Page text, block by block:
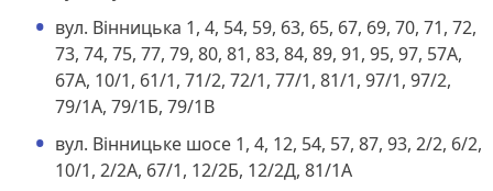
вул. Вінницька 1, 4, 54, 59, 63, 65, 67, 69, 70, 71, 72,
73, 74, 75, 77, 79, 80, 81, 83, 84, 89, 91, 95, 97, 57А,
67А, 10/1, 61/1, 71/2, 72/1, 77/1, 81/1, 97/1, 97/2,
79/1А, 79/1Б, 79/1В
вул. Вінницьке шосе 1, 4, 12, 54, 57, 87, 93, 2/2, 6/2,
10/1, 2/2А, 67/1, 12/2Б, 12/2Д, 81/1А